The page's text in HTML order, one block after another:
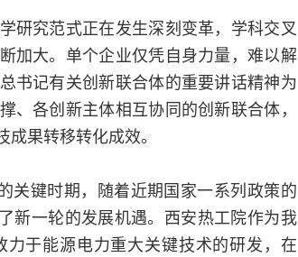
研究范式正在发生深刻变革，学科交叉
加大。单个企业仅凭自身力量，难以解
书记有关创新联合体的重要讲话精神为
各创新主体相互协同的创新联合体，
果转移转化成效。
关键时期，随着近期国家一系列政策的
一轮的发展机遇。西安热工院作为我
于能源电力重大关键技术的研发，在